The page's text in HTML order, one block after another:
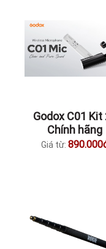
Godox C01 Kit
Chính hãng
Giá từ: